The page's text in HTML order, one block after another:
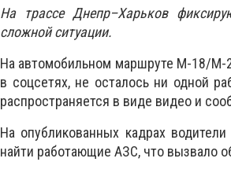
На трассе Днепр–Харьков
сложной ситуации.
На автомобильном маршруте М-18/М-
в соцсетях, не осталось ни одной
распространяется в виде видео и
На опубликованных кадрах
найти работающие АЗС, что вызвало